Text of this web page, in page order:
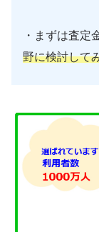
・まずは査定
野に検討して